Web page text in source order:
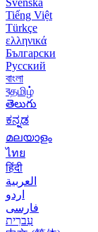
Tiếng Việt
Türkçe
ελληνικά
Български
Русский
বাংলা
বதமிழ்
తెలుగు
ಕನ್ನಡ
മലയാളം
ไทย
हिंदी
العربية
اردو
فارسی
עִברִית